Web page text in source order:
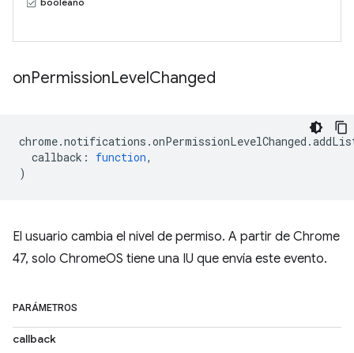
onPermissionLevelChanged
chrome.notifications .onPermissionLevelChanged .
callback : function,
)
El usuario cambia el nivel de permiso. A partir de Chrome
47, solo ChromeOS tiene una IU que envía este evento.
PARÁMETROS
callback